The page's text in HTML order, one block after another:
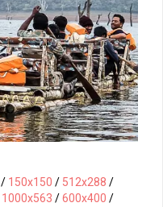
/ 150x150 / 512x288 /
1000x563 /600x400 /